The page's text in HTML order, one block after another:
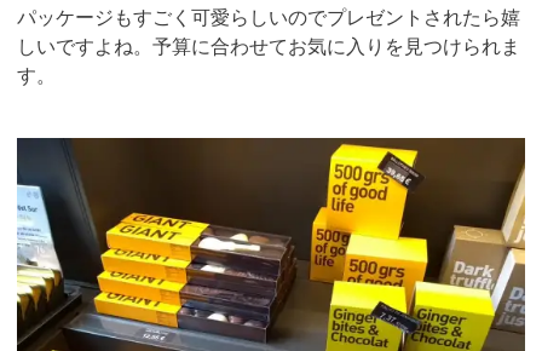
パッケージもすごく可愛らしいのでプレゼントされたら嬉
しいですよね。予算に合わせてお気に入りを見つけられま
す。